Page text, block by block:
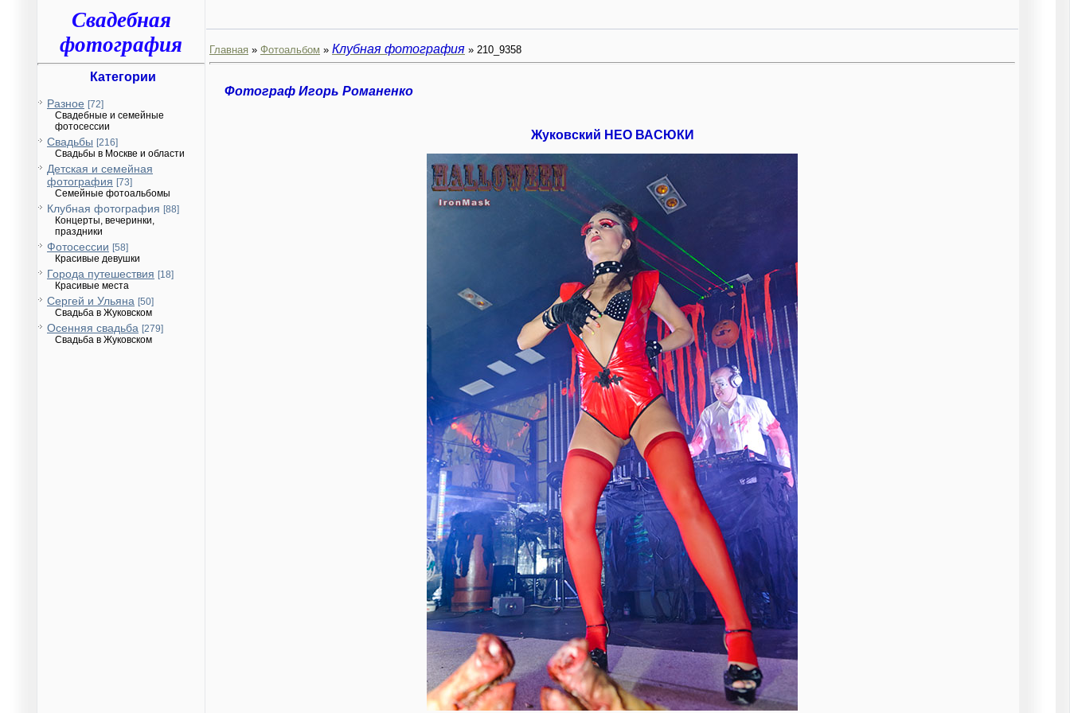
Свадебная
фотография
Категории
Разное [72]
Свадебные и семейные
фотосессии
Свадьбы [216]
Свадьбы в Москве и области
Детская и семейная
фотография [73]
Семейные фотоальбомы
Клубная фотография [88]
Концерты, вечеринки,
праздники
Фотосессии [58]
Красивые девушки
Города путешествия [18]
Красивые места
Сергей и Ульяна [50]
Свадьба в Жуковском
Осенняя свадьба [279]
Свадьба в Жуковском
Главная » Фотоальбом » Клубная фотография » 210_9358
Фотограф Игорь Романенко
Жуковский НЕО ВАСЮКИ